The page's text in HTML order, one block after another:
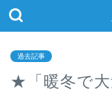
過去記事
★「暖冬で大